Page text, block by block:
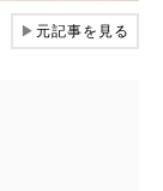
▶元記事を見る